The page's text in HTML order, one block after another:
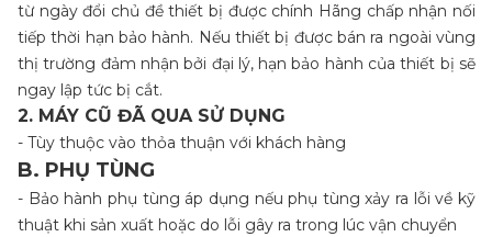
từ ngày đổi chủ đề thiết bị được chính Hãng chấp nhận nối
tiếp thời hạn bảo hành. Nếu thiết bị được bán ra ngoài vùng
thị trường đảm nhận bởi đại lý, hạn bảo hành của thiết bị sẽ
ngay lập tức bị cắt.
2. MÁY CŨ ĐÃ QUA SỬ DỤNG
- Tùy thuộc vào thỏa thuận với khách hàng
B. PHỤ TÙNG
- Bảo hành phụ tùng áp dụng nếu phụ tùng xảy ra lỗi về kỹ
thuật khi sản xuất hoặc do lỗi gây ra trong lúc vận chuyển